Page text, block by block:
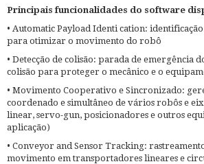
Principais funcionalidades do software
• Automatic Payload Identi cation:
para otimizar o movimento do robô
• Detecção de colisão: parada de emergência
colisão para proteger o mecânico e o
• Movimento Cooperativo e Sincronizado:
coordenado e simultâneo de vários robôs e
linear, servo-gun, posicionadores e outros
aplicação)
• Conveyor and Sensor Tracking:
movimento em transportadores lineares e